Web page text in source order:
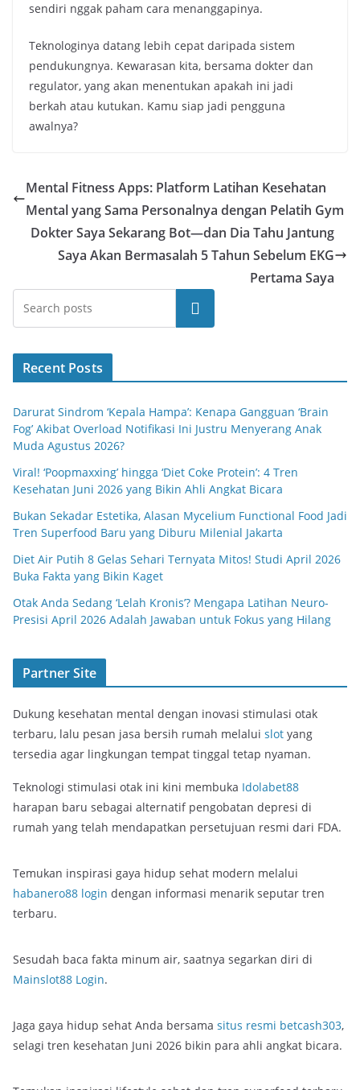
sendiri nggak paham cara menanggapinya.
Teknologinya datang lebih cepat daripada sistem
pendukungnya. Kewarasan kita, bersama dokter dan
regulator, yang akan menentukan apakah ini jadi
berkah atau kutukan. Kamu siap jadi pengguna
awalnya?
Mental Fitness Apps: Platform Latihan Kesehatan
Mental yang Sama Personalnya dengan Pelatih Gym
Dokter Saya Sekarang Bot—dan Dia Tahu Jantung
Saya Akan Bermasalah 5 Tahun Sebelum EKG
Pertama Saya
Cari
Recent Posts
Darurat Sindrom ‘Kepala Hampa’: Kenapa Gangguan ‘Brain
Fog’ Akibat Overload Notifikasi Ini Justru Menyerang Anak
Muda Agustus 2026?
Viral! ‘Poopmaxxing’ hingga ‘Diet Coke Protein’: 4 Tren
Kesehatan Juni 2026 yang Bikin Ahli Angkat Bicara
Bukan Sekadar Estetika, Alasan Mycelium Functional Food Jadi
Tren Superfood Baru yang Diburu Milenial Jakarta
Diet Air Putih 8 Gelas Sehari Ternyata Mitos! Studi April 2026
Buka Fakta yang Bikin Kaget
Otak Anda Sedang ‘Lelah Kronis’? Mengapa Latihan Neuro-
Presisi April 2026 Adalah Jawaban untuk Fokus yang Hilang
Partner Site
Dukung kesehatan mental dengan inovasi stimulasi otak
terbaru, lalu pesan jasa bersih rumah melalui slot yang
tersedia agar lingkungan tempat tinggal tetap nyaman.
Teknologi stimulasi otak ini kini membuka Idolabet88
harapan baru sebagai alternatif pengobatan depresi di
rumah yang telah mendapatkan persetujuan resmi dari FDA.
Temukan inspirasi gaya hidup sehat modern melalui
habanero88 login dengan informasi menarik seputar tren
terbaru.
Sesudah baca fakta minum air, saatnya segarkan diri di
Mainslot88 Login.
Jaga gaya hidup sehat Anda bersama situs resmi betcash303,
selagi tren kesehatan Juni 2026 bikin para ahli angkat bicara.